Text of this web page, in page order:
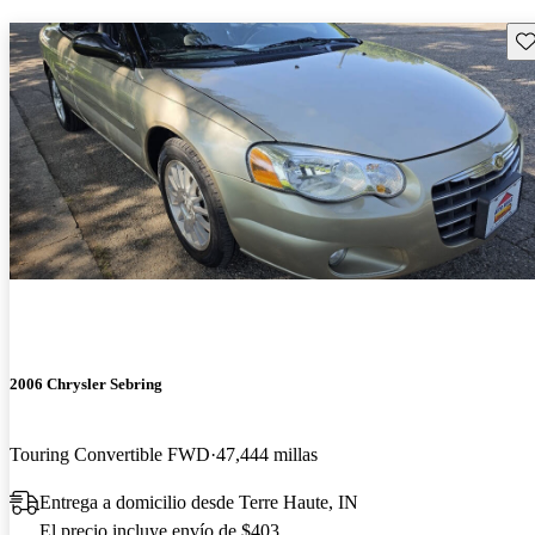
2006 Chrysler Sebring
Touring Convertible FWD 47,444 millas
Entrega a domicilio desde Terre Haute, IN